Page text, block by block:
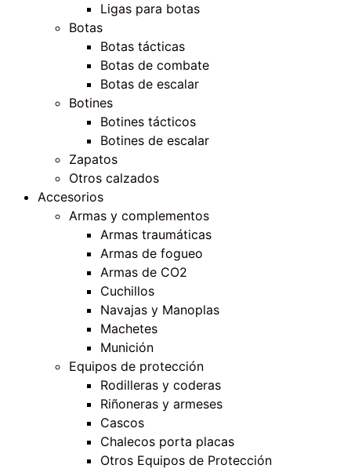
Ligas para botas
Botas
Botas tácticas
Botas de combate
Botas de escalar
Botines
Botines tácticos
Botines de escalar
Zapatos
Otros calzados
Accesorios
Armas y complementos
Armas traumáticas
Armas de fogueo
Armas de CO2
Cuchillos
Navajas y Manoplas
Machetes
Munición
Equipos de protección
Rodilleras y coderas
Riñoneras y armeses
Cascos
Chalecos porta placas
Otros Equipos de Protección